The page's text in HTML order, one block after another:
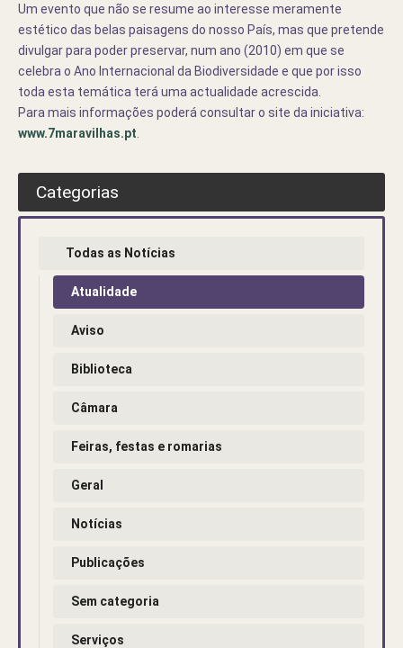
Um evento que não se resume ao interesse meramente
estético das belas paisagens do nosso País, mas que pretende
divulgar para poder preservar, num ano (2010) em que se
celebra o Ano Internacional da Biodiversidade e que por isso
toda esta temática terá uma actualidade acrescida.
Para mais informações poderá consultar o site da iniciativa:
www.7maravilhas.pt
Categorias
Todas as Notícias
Atualidade
Aviso
Biblioteca
Câmara
Feiras, festas e romarias
Geral
Notícias
Publicações
Sem categoria
Serviços